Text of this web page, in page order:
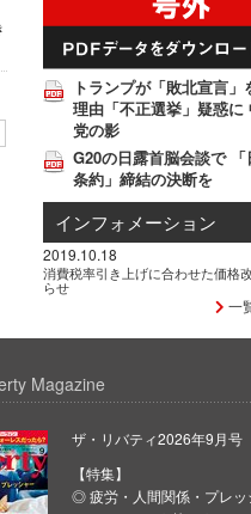
トランプが「敗北宣言」
理由「不正選挙」疑惑に
党の影
G20の日露首脳会談で 「
条約」締結の決断を
インフォメーション
2019.10.18
消費税率引き上げに合わせた価格
らせ
一
Magazine
ザ・リバティ2026年9月号
【特集】
◎ 疲労・人間関係・プレッ